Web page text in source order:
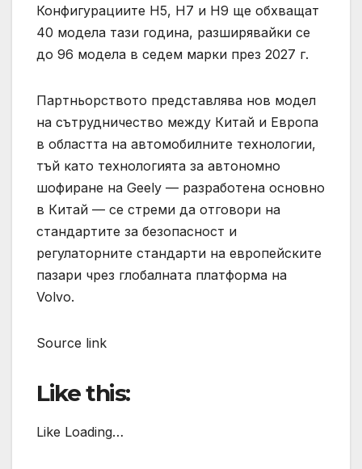
Конфигурациите H5, H7 и H9 ще обхващат
40 модела тази година, разширявайки се
до 96 модела в седем марки през 2027 г.
Партньорството представлява нов модел
на сътрудничество между Китай и Европа
в областта на автомобилните технологии,
тъй като технологията за автономно
шофиране на Geely — разработена основно
в Китай — се стреми да отговори на
стандартите за безопасност и
регулаторните стандарти на европейските
пазари чрез глобалната платформа на
Volvo.
Source link
Like this:
Like Loading…